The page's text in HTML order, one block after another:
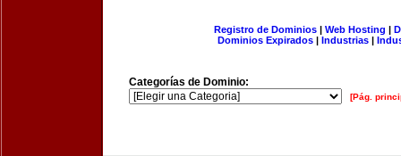
Registro de Dominios| Web Hosting |
Dominios Expirados | Industrias |
Categorías de Dominio:
[Pág.